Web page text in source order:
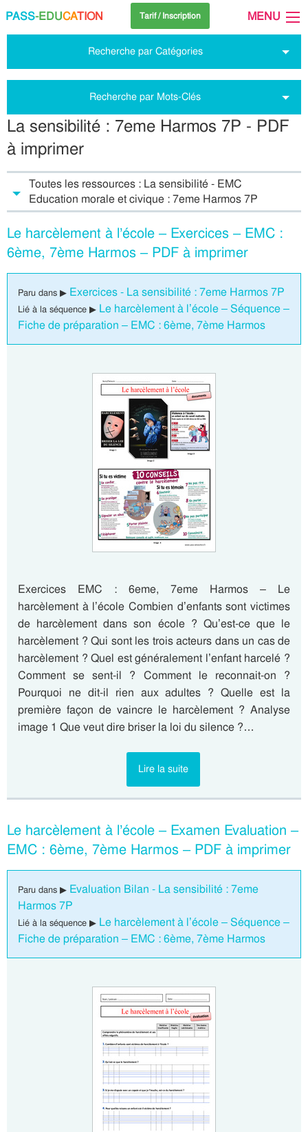
PASS-EDUCATION Tarif / Inscription MENU
Recherche par Catégories
Recherche par Mots-Clés
La sensibilité : 7eme Harmos 7P - PDF
à imprimer
Toutes les ressources : La sensibilité - EMC
Education morale et civique : 7eme Harmos 7P
Le harcèlement à l’école – Exercices – EMC :
6ème, 7ème Harmos – PDF à imprimer
Paru dans ▶ Exercices - La sensibilité : 7eme Harmos 7P
Lié à la séquence ▶ Le harcèlement à l’école – Séquence –
Fiche de préparation – EMC : 6ème, 7ème Harmos
Exercices EMC : 6eme, 7eme Harmos – Le
harcèlement à l’école Combien d’enfants sont victimes
de harcèlement dans son école ? Qu’est-ce que le
harcèlement ? Qui sont les trois acteurs dans un cas de
harcèlement ? Quel est généralement l’enfant harcelé ?
Comment se sent-il ? Comment le reconnait-on ?
Pourquoi ne dit-il rien aux adultes ? Quelle est la
première façon de vaincre le harcèlement ? Analyse
image 1 Que veut dire briser la loi du silence ?…
Lire la suite
Le harcèlement à l’école – Examen Evaluation –
EMC : 6ème, 7ème Harmos – PDF à imprimer
Paru dans ▶ Evaluation Bilan - La sensibilité : 7eme
Harmos 7P
Lié à la séquence ▶ Le harcèlement à l’école – Séquence –
Fiche de préparation – EMC : 6ème, 7ème Harmos